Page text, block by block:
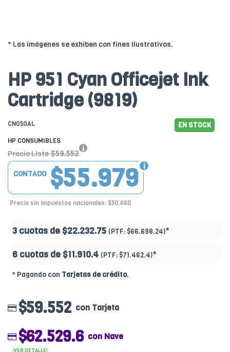
* Las imágenes se exhiben con fines ilustrativos.
HP 951 Cyan Officejet Ink
Cartridge (9819)
CN050AL EN STOCK
HP CONSUMIBLES
Precio Lista $59.552
$55.979
CONTADO
Precio sin impuestos nacionales: $50.660
3 cuotas de $22.232.75 (PTF: $66.698.24)*
6 cuotas de $11.910.4 (PTF: $71.462.4)*
* Pagando con Tarjetas de crédito.
$59.552 con Tarjeta
$62.529.6 con Nave
¡VER DETALLE!